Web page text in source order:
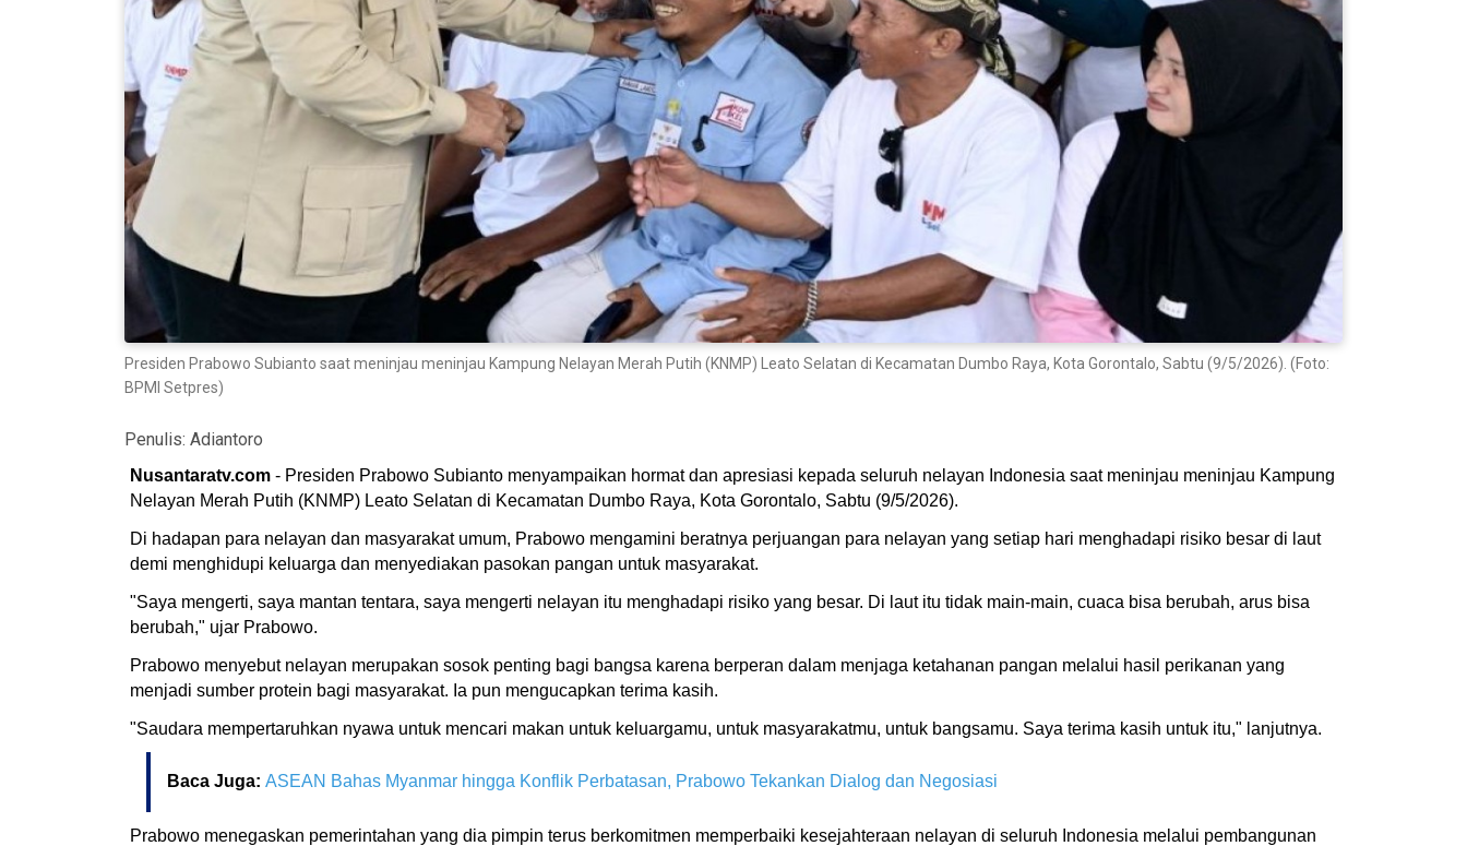
Presiden Prabowo Subianto saat meninjau meninjau Kampung Nelayan Merah Putih (KNMP) Leato Selatan di Kecamatan Dumbo Raya, Kota Gorontalo, Sabtu (9/5/2026). (Foto:
BPMI Setpres)
Penulis: Adiantoro
Nusantaratv.com - Presiden Prabowo Subianto menyampaikan hormat dan apresiasi kepada seluruh nelayan Indonesia saat meninjau meninjau Kampung
Nelayan Merah Putih (KNMP) Leato Selatan di Kecamatan Dumbo Raya, Kota Gorontalo, Sabtu (9/5/2026).
Di hadapan para nelayan dan masyarakat umum, Prabowo mengamini beratnya perjuangan para nelayan yang setiap hari menghadapi risiko besar di laut
demi menghidupi keluarga dan menyediakan pasokan pangan untuk masyarakat.
"Saya mengerti, saya mantan tentara, saya mengerti nelayan itu menghadapi risiko yang besar. Di laut itu tidak main-main, cuaca bisa berubah, arus bisa
berubah," ujar Prabowo.
Prabowo menyebut nelayan merupakan sosok penting bagi bangsa karena berperan dalam menjaga ketahanan pangan melalui hasil perikanan yang
menjadi sumber protein bagi masyarakat. Ia pun mengucapkan terima kasih.
"Saudara mempertaruhkan nyawa untuk mencari makan untuk keluargamu, untuk masyarakatmu, untuk bangsamu. Saya terima kasih untuk itu," lanjutnya.
Baca Juga: ASEAN Bahas Myanmar hingga Konflik Perbatasan, Prabowo Tekankan Dialog dan Negosiasi
Prabowo menegaskan pemerintahan yang dia pimpin terus berkomitmen memperbaiki kesejahteraan nelayan di seluruh Indonesia melalui pembangunan